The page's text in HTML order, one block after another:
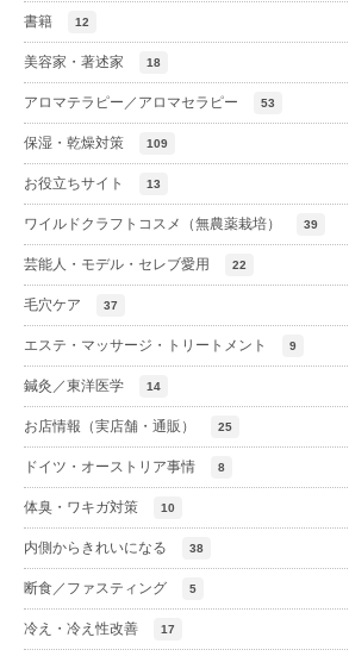
書籍 12
美容家・著述家 18
アロマテラピー／アロマセラピー 53
保湿・乾燥対策 109
お役立ちサイト 13
ワイルドクラフトコスメ（無農薬栽培） 39
芸能人・モデル・セレブ愛用 22
毛穴ケア 37
エステ・マッサージ・トリートメント 9
鍼灸／東洋医学 14
お店情報（実店舗・通販） 25
ドイツ・オーストリア事情 8
体臭・ワキガ対策 10
内側からきれいになる 38
断食／ファスティング 5
冷え・冷え性改善 17